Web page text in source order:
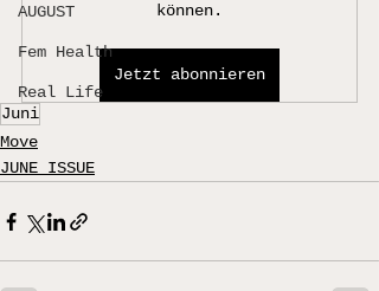
AUGUST
Fem Health
Real Life
können.
Jetzt abonnieren
Juni
Move
JUNE ISSUE